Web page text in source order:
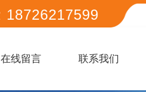
18726217599
在线留言 联系我们